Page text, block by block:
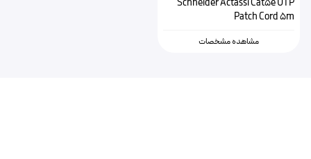
Schneider Actassi Cat5e UTP
Patch Cord 5m
مشاهده مشخصات